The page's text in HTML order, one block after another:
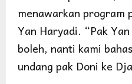
menawarkan program
Yan Haryadi. “Pak
boleh, nanti kami
undang pak Doni ke